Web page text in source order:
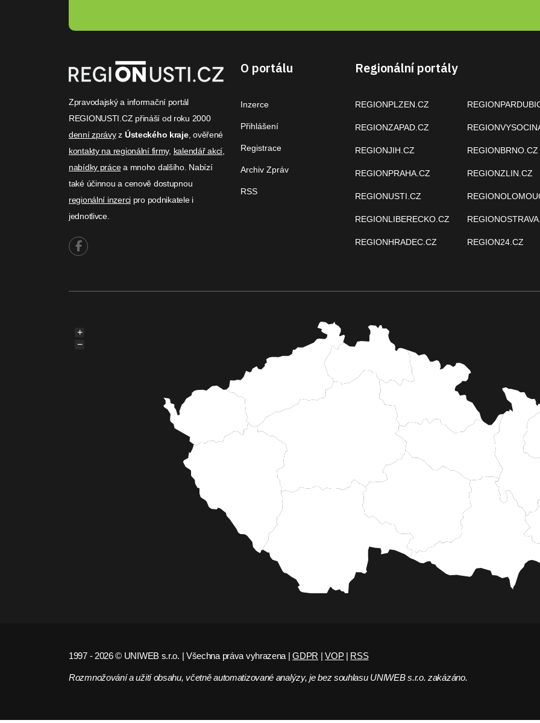
Zpravodajský a informační portál
REGIONUSTI.CZ přináší od roku 2000
denní zprávyz Ústeckého kraje, ověřené
kontakty na regionální firmy, kalendář akcí,
nabídky prácea mnoho dalšího. Nabízí
také účinnou a cenově dostupnou
regionální inzercipro podnikatele i
jednotlivce.
O portálu
Inzerce
Přihlášení
Registrace
Archiv Zpráv
RSS
Regionální portály
REGIONPLZEN.CZ
REGIONZAPAD.CZ
REGIONJIH.CZ
REGIONPRAHA.CZ
REGIONUSTI.CZ
REGIONLIBERECKO.CZ
REGIONHRADEC.CZ
REGIONBRNO.CZ
REGIONZLIN.CZ
REGION24.CZ
+
−
1997 - 2026 © UNIWEB s.r.o. | Všechna práva vyhrazena |GDPR |VOP| RSS
Rozmnožování a užití obsahu, včetně automatizované analýzy, je bez souhlasu UNIWEB s.r.o. zakázáno.